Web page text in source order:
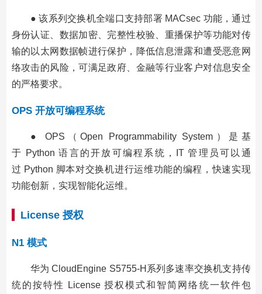
● 该系列交换机全端口支持部署 MACsec 功能，通过
身份认证、数据加密、完整性校验、重播保护等功能对传
输的以太网数据帧进行保护，降低信息泄露和遭受恶意网
络攻击的风险，可满足政府、金融等行业客户对信息安全
的严格要求。
OPS 开放可编程系统
● OPS（Open Programmability System）是基
于 Python 语言的开放可编程系统，IT 管理员可以通
过 Python 脚本对交换机进行运维功能的编程，快速实现
功能创新，实现智能化运维。
License 授权
N1 模式
华为 CloudEngine S5755-H系列多速率交换机支持传
统的按特性 License 授权模式和智简网络统一软件包